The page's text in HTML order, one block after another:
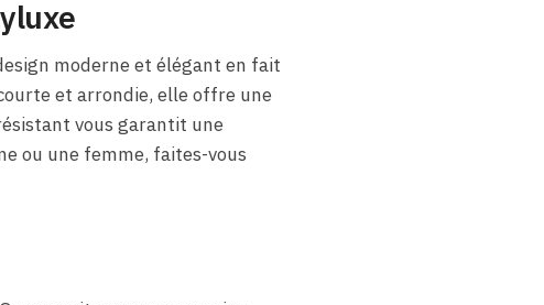
moderne et élégant en fait
et arrondie, elle offre une
vous garantit une
ou une femme, faites-vous